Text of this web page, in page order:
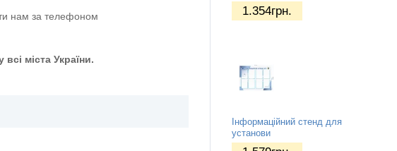
нам за телефоном
міста України.
1.354грн.
Інформаційний стенд для
установи